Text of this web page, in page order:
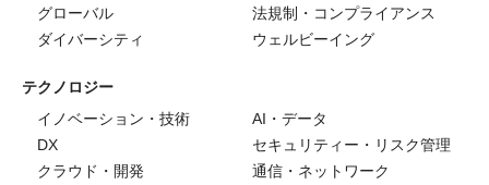
グローバル
法規制・コンプライアンス
ダイバーシティ
ウェルビーイング
テクノロジー
イノベーション・技術
AI・データ
DX
セキュリティー・リスク管理
クラウド・開発
通信・ネットワーク